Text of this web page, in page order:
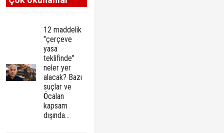
12 maddelik
"çerçeve
yasa
teklifinde"
neler yer
alacak? Bazı
suçlar ve
Öcalan
kapsam
dışında…